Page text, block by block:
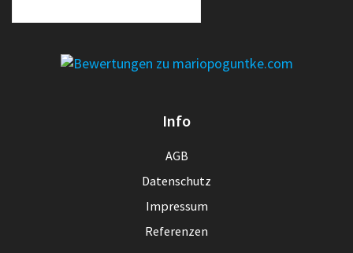
Info
AGB
Datenschutz
Impressum
Referenzen